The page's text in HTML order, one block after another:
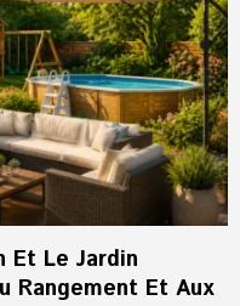
Et Le Jardin
Rangement Et Aux